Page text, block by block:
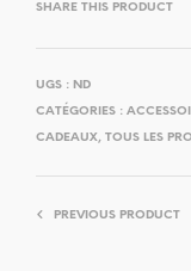
SHARE THIS PRODUCT
UGS : ND
CATÉGORIES :
CADEAUX, TOUS LES
PREVIOUS PRODUCT